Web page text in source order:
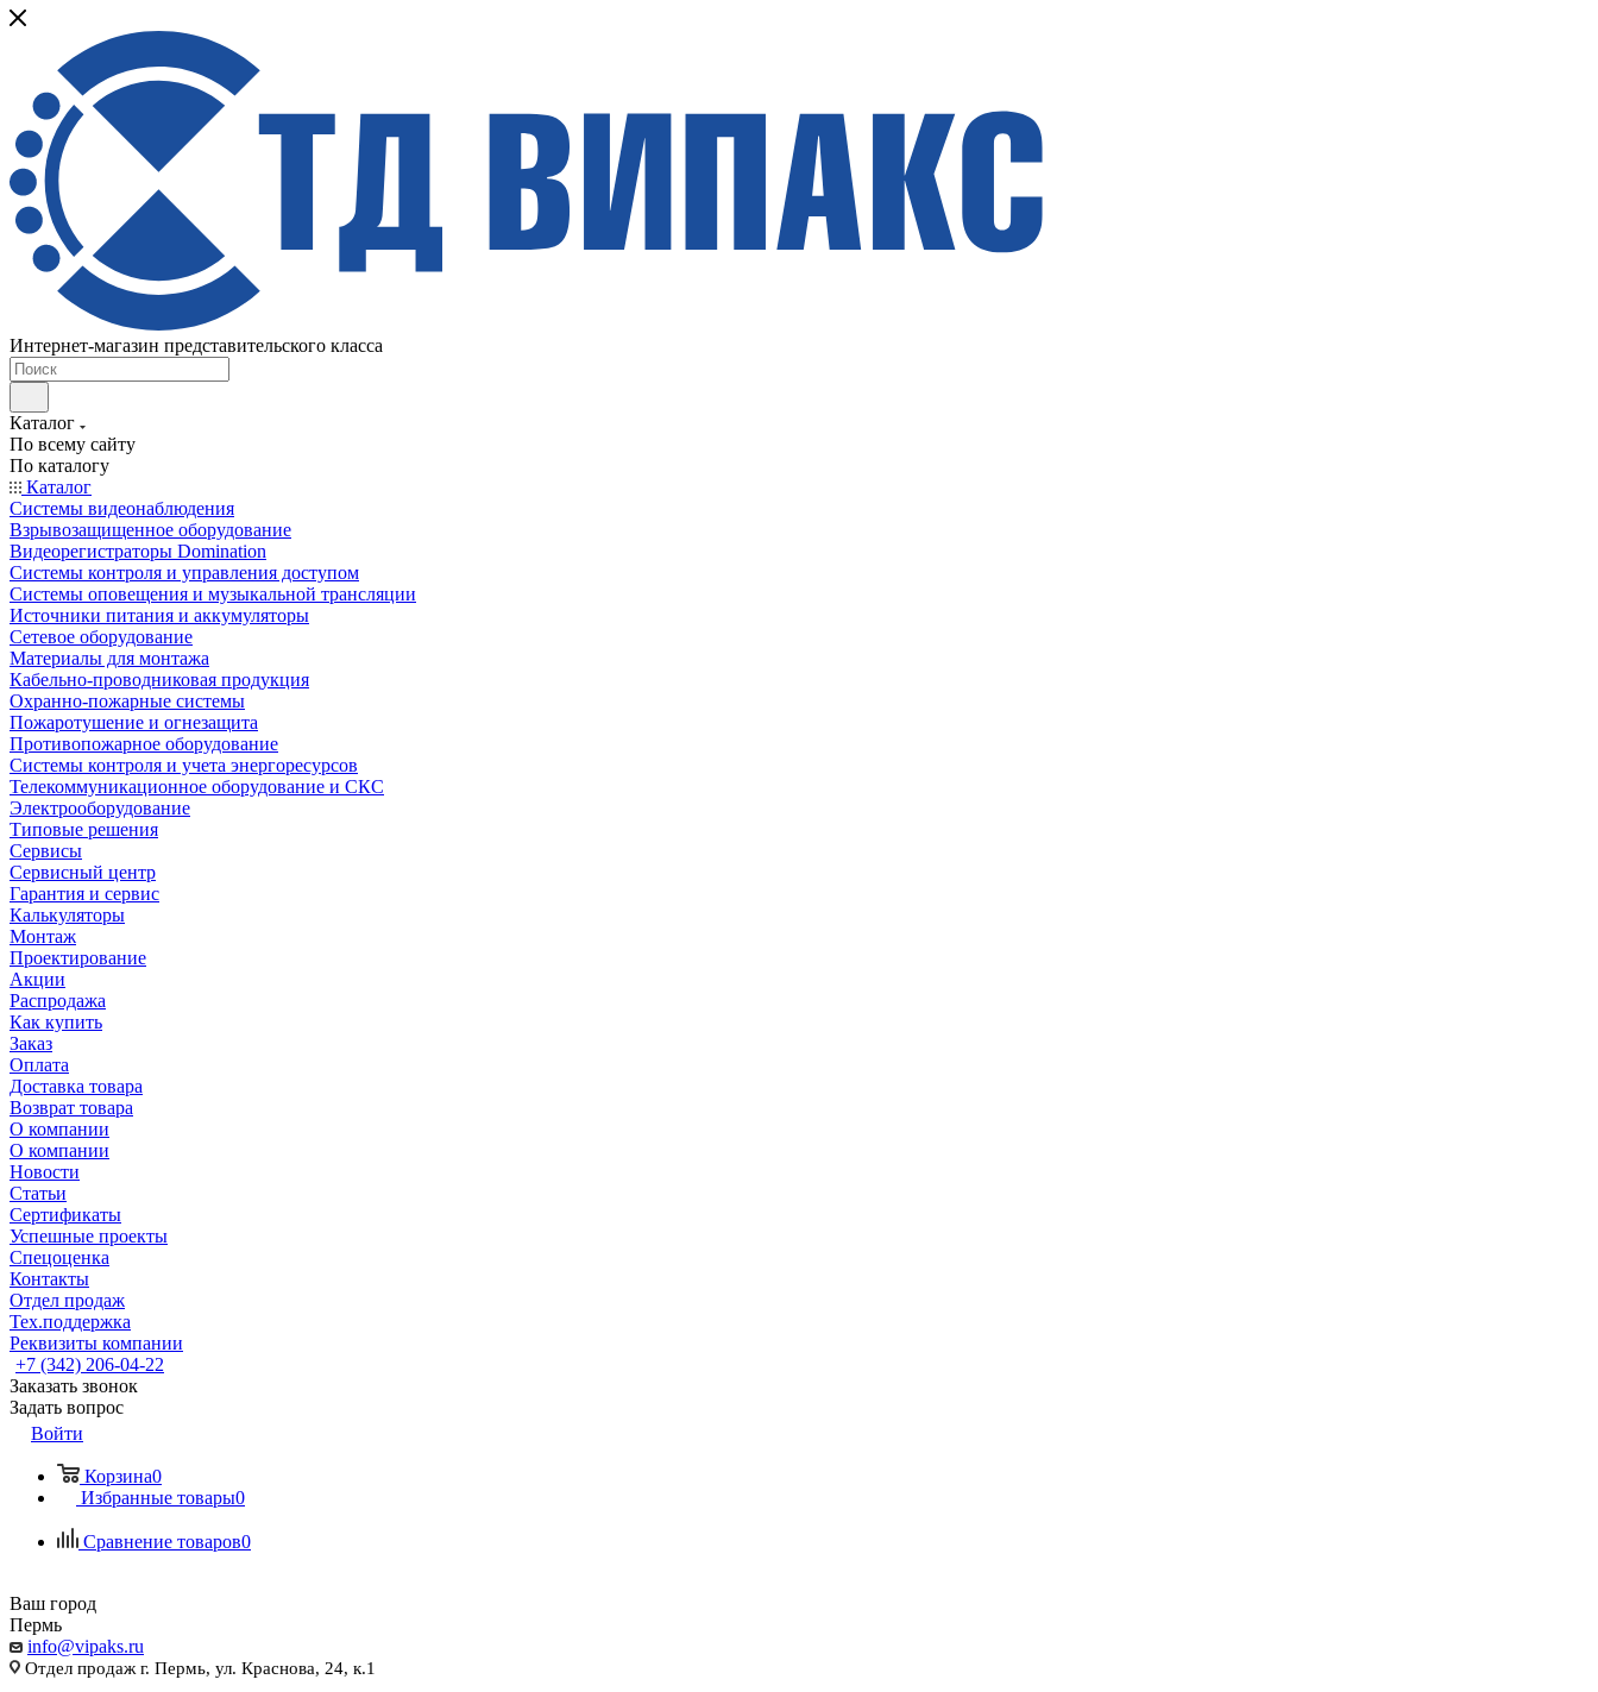
Интернет-магазин представительского класса
Каталог
По всему сайту
По каталогу
Каталог
Системы видеонаблюдения
Взрывозащищенное оборудование
Видеорегистраторы Domination
Системы контроля и управления доступом
Системы оповещения и музыкальной трансляции
Источники питания и аккумуляторы
Сетевое оборудование
Материалы для монтажа
Кабельно-проводниковая продукция
Охранно-пожарные системы
Пожаротушение и огнезащита
Противопожарное оборудование
Системы контроля и учета энергоресурсов
Телекоммуникационное оборудование и СКС
Электрооборудование
Типовые решения
Сервисы
Сервисный центр
Гарантия и сервис
Калькуляторы
Монтаж
Проектирование
Акции
Распродажа
Как купить
Заказ
Оплата
Доставка товара
Возврат товара
О компании
О компании
Новости
Статьи
Сертификаты
Успешные проекты
Спецоценка
Контакты
Отдел продаж
Тех.поддержка
Реквизиты компании
+7 (342) 206-04-22
Заказать звонок
Задать вопрос
Войти
Корзина0
Избранные товары0
Сравнение товаров0
Ваш город
Пермь
info@vipaks.ru
Отдел продаж г. Пермь, ул. Краснова, 24, к.1